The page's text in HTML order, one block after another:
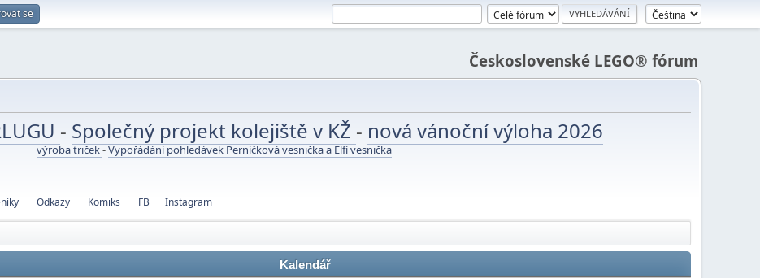
se
Československé LEGO® fórum
- Společný projekt kolejiště v KŽ - nová vánoční výloha 2026
výroba triček-Vypořádání pohledávek Perníčková vesnička a Elfí vesnička
Odkazy Komiks FB Instagram
Kalendář